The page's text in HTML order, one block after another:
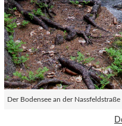
Der Bodensee an der Nassfeldstraße